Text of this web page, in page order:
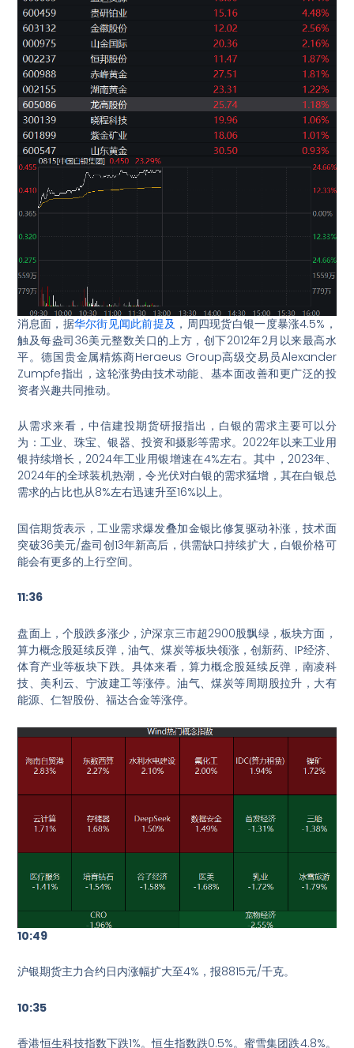
消息面，据华尔街见闻此前提及 ，周四现货白银一度暴涨4.5%，
触及每盎司36美元整数关口的上方，创下2012年2月以来最高水
平。德国贵金属精炼商Heraeus Group高级交易员Alexander
Zumpfe指出，这轮涨势由技术动能、基本面改善和更广泛的投
资者兴趣共同推动。
从需求来看，中信建投期货研报指出，白银的需求主要可以分
为：工业、珠宝、银器、投资和摄影等需求。2022年以来工业用
银持续增长，2024年工业用银增速在4%左右。其中，2023年、
2024年的全球装机热潮，令光伏对白银的需求猛增，其在白银总
需求的占比也从8%左右迅速升至16%以上。
国信期货表示，工业需求爆发叠加金银比修复驱动补涨，技术面
突破36美元/盎司创13年新高后，供需缺口持续扩大，白银价格可
能会有更多的上行空间。
11:36
盘面上，个股跌多涨少，沪深京三市超2900股飘绿，板块方面，
算力概念股延续反弹，油气、煤炭等板块领涨，创新药、IP经济、
体育产业等板块下跌。具体来看，算力概念股延续反弹，南凌科
技、美利云、宁波建工等涨停。油气、煤炭等周期股拉升，大有
能源、仁智股份、福达合金等涨停。
10:49
沪银期货主力合约日内涨幅扩大至4%，报8815元/千克。
10:35
香港恒生科技指数下跌1%。恒生指数跌0.5%。蜜雪集团跌4.8%。